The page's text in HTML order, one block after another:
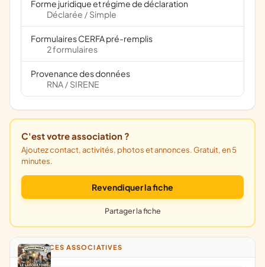
Forme juridique et régime de déclaration
Déclarée / Simple
Formulaires CERFA pré-remplis
2 formulaires
Provenance des données
RNA / SIRENE
C'est votre association ?
Ajoutez contact, activités, photos et annonces. Gratuit, en 5
minutes.
Revendiquer la fiche
Partager la fiche
ANNONCES ASSOCIATIVES